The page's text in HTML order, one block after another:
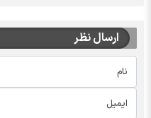
ارسال نظر